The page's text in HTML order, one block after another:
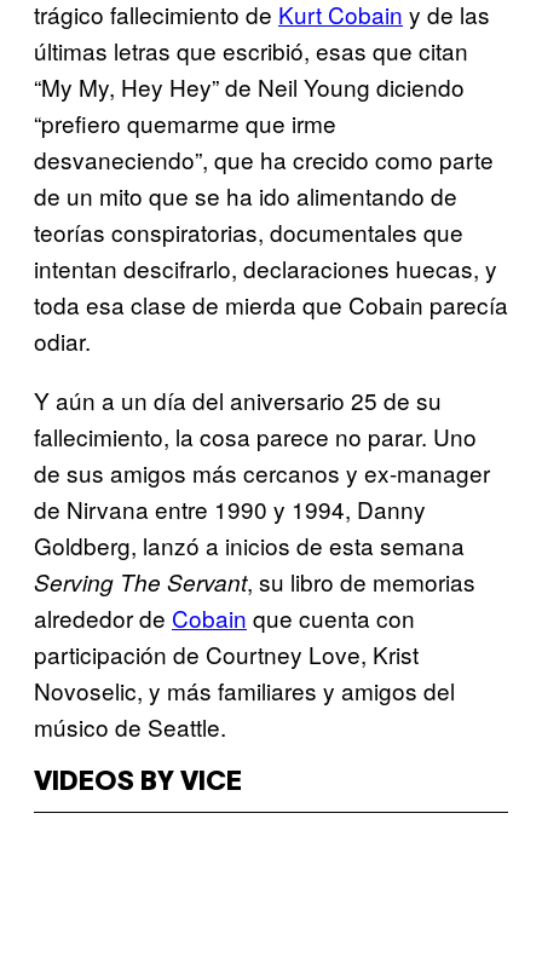
trágico fallecimiento de Kurt Cobain y de las
últimas letras que escribió, esas que citan
“My My, Hey Hey” de Neil Young diciendo
“prefiero quemarme que irme
desvaneciendo”, que ha crecido como parte
de un mito que se ha ido alimentando de
teorías conspiratorias, documentales que
intentan descifrarlo, declaraciones huecas, y
toda esa clase de mierda que Cobain parecía
odiar.
Y aún a un día del aniversario 25 de su
fallecimiento, la cosa parece no parar. Uno
de sus amigos más cercanos y ex-manager
de Nirvana entre 1990 y 1994, Danny
Goldberg, lanzó a inicios de esta semana
Serving The Servant, su libro de memorias
alrededor de Cobain que cuenta con
participación de Courtney Love, Krist
Novoselic, y más familiares y amigos del
músico de Seattle.
VIDEOS BY VICE